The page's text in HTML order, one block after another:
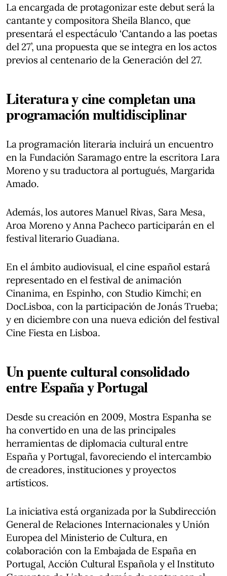
La encargada de protagonizar este debut será la
cantante y compositora Sheila Blanco, que
presentará el espectáculo ‘Cantando a las poetas
del 27’, una propuesta que se integra en los actos
previos al centenario de la Generación del 27.
Literatura y cine completan una
programación multidisciplinar
La programación literaria incluirá un encuentro
en la Fundación Saramago entre la escritora Lara
Moreno y su traductora al portugués, Margarida
Amado.
Además, los autores Manuel Rivas, Sara Mesa,
Aroa Moreno y Anna Pacheco participarán en el
festival literario Guadiana.
En el ámbito audiovisual, el cine español estará
representado en el festival de animación
Cinanima, en Espinho, con Studio Kimchi; en
DocLisboa, con la participación de Jonás Trueba;
y en diciembre con una nueva edición del festival
Cine Fiesta en Lisboa.
Un puente cultural consolidado
entre España y Portugal
Desde su creación en 2009, Mostra Espanha se
ha convertido en una de las principales
herramientas de diplomacia cultural entre
España y Portugal, favoreciendo el intercambio
de creadores, instituciones y proyectos
artísticos.
La iniciativa está organizada por la Subdirección
General de Relaciones Internacionales y Unión
Europea del Ministerio de Cultura, en
colaboración con la Embajada de España en
Portugal, Acción Cultural Española y el Instituto